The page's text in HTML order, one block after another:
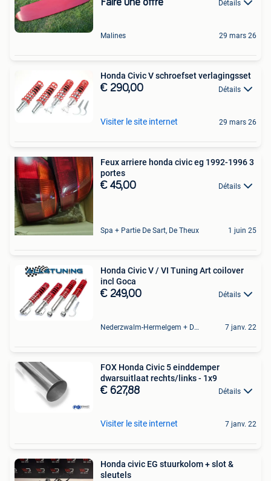
Faire une offre Détails
Malines 29 mars 26
Honda Civic V schroefset verlagingsset
€ 290,00 Détails
Visiter le site internet 29 mars 26
Feux arriere honda civic eg 1992-1996 3
portes
€ 45,00 Détails
Spa + Partie De Sart, De Theux 1 juin 25
Honda Civic V / VI Tuning Art coilover
incl Goca
€ 249,00 Détails
Nederzwalm-Hermelgem + Deel Oudenaarde En Zingem 7 janv. 22
FOX Honda Civic 5 einddemper
dwarsuitlaat rechts/links - 1x9
€ 627,88 Détails
Visiter le site internet 7 janv. 22
Honda civic EG stuurkolom + slot &
sleutels